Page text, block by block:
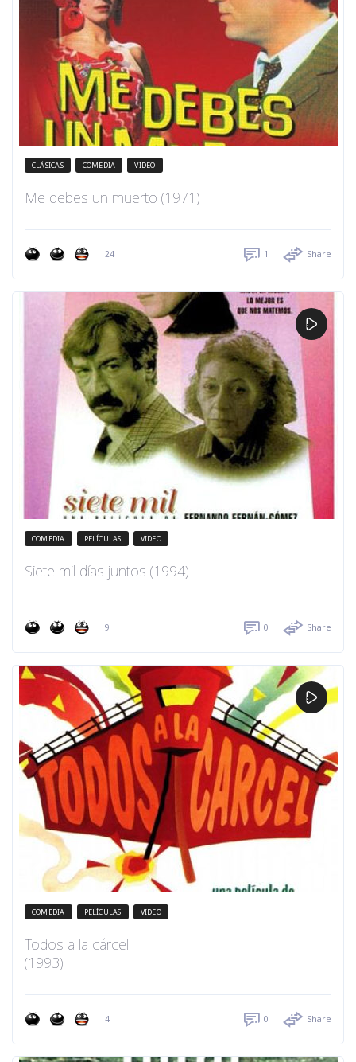
CLÁSICAS COMEDIA VIDEO
Me debes un muerto (1971)
24 1 Share
COMEDIA PELÍCULAS VIDEO
Siete mil días juntos (1994)
9 0 Share
COMEDIA PELÍCULAS VIDEO
Todos a la cárcel
(1993)
4 0 Share